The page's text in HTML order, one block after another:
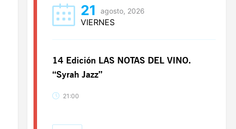
21 agosto, 2026
VIERNES
14 Edición LAS NOTAS DEL VINO.
“Syrah Jazz”
21:00